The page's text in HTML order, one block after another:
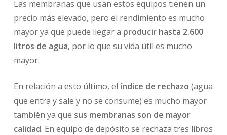
Las membranas que usan estos equipos tienen un
precio más elevado, pero el rendimiento es mucho
mayor ya que puede llegar a producir hasta 2.600
litros de agua, por lo que su vida útil es mucho
mayor.
En relación a esto último, el índice de rechazo (agua
que entra y sale y no se consume) es mucho mayor
también ya que sus membranas son de mayor
calidad. En equipo de depósito se rechaza tres libros